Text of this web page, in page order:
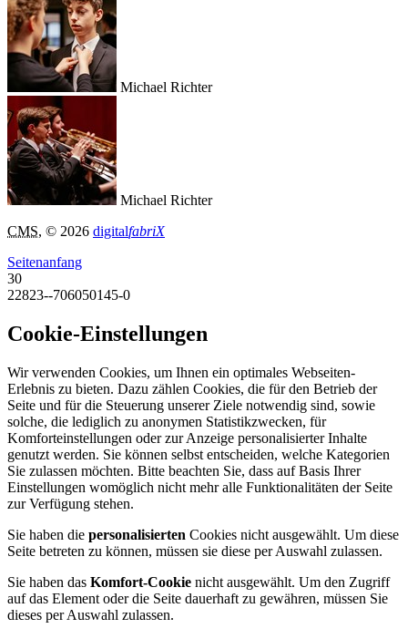
Michael Richter
Michael Richter
CMS, © 2026 digitalfabriX
Seitenanfang
30
22823--706050145-0
Cookie-Einstellungen
Wir verwenden Cookies, um Ihnen ein optimales Webseiten-
Erlebnis zu bieten. Dazu zählen Cookies, die für den Betrieb der
Seite und für die Steuerung unserer Ziele notwendig sind, sowie
solche, die lediglich zu anonymen Statistikzwecken, für
Komforteinstellungen oder zur Anzeige personalisierter Inhalte
genutzt werden. Sie können selbst entscheiden, welche Kategorien
Sie zulassen möchten. Bitte beachten Sie, dass auf Basis Ihrer
Einstellungen womöglich nicht mehr alle Funktionalitäten der Seite
zur Verfügung stehen.
Sie haben die personalisierten Cookies nicht ausgewählt. Um diese
Seite betreten zu können, müssen sie diese per Auswahl zulassen.
Sie haben das Komfort-Cookie nicht ausgewählt. Um den Zugriff
auf das Element oder die Seite dauerhaft zu gewähren, müssen Sie
dieses per Auswahl zulassen.